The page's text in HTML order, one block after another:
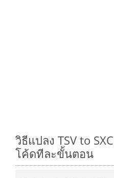
วิธีแปลง TSV to
โค้ดทีละขั้นตอน